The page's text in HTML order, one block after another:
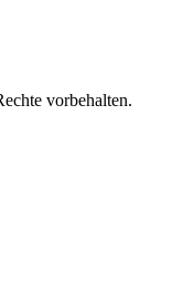
vorbehalten.